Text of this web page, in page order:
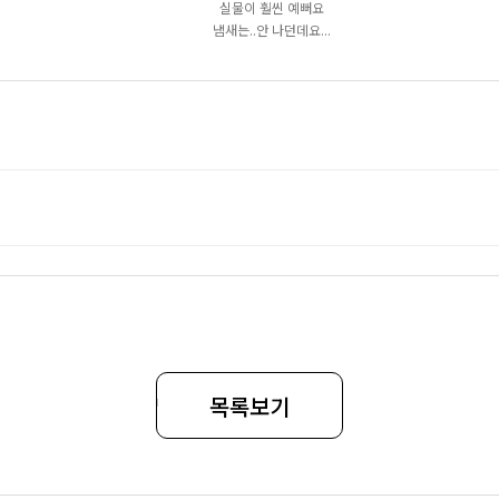
실물이 훨씬 예뻐요
냄새는..안 나던데요...
목록보기